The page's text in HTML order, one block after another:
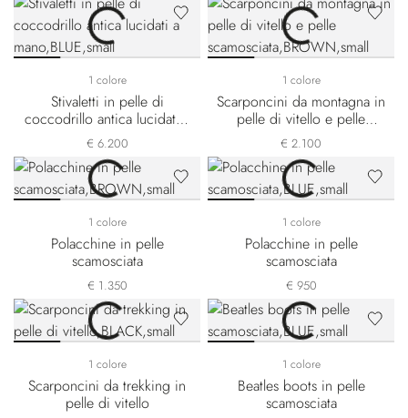
1 colore
Stivaletti in pelle di
coccodrillo antica lucidati a
mano
€ 6.200
1 colore
Scarponcini da montagna in
pelle di vitello e pelle
scamosciata
€ 2.100
1 colore
Polacchine in pelle
scamosciata
€ 1.350
1 colore
Polacchine in pelle
scamosciata
€ 950
1 colore
Scarponcini da trekking in
pelle di vitello
1 colore
Beatles boots in pelle
scamosciata